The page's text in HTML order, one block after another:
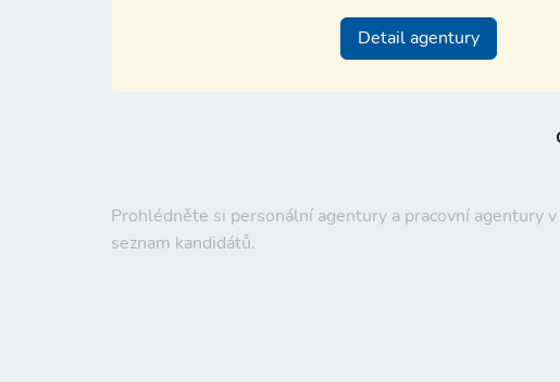
Prohlédněte si personální agentury a pracovní agentury
seznam kandidátů.
Detail agentury